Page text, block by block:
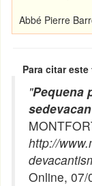
Abbé Pierre
Para citar
"Pequena
http://
Online, 07/